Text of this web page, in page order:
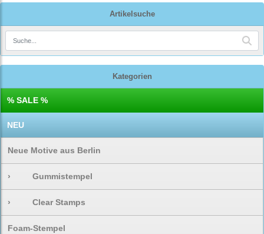
Artikelsuche
Kategorien
% SALE %
NEU
Neue Motive aus Berlin
› Gummistempel
› Clear Stamps
Foam-Stempel